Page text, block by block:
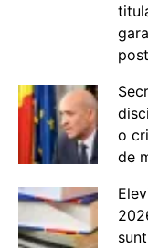
post
o
de